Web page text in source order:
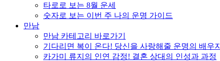
타로로 보는 8월 운세
숫자로 보는 이번 주 나의 운명 가이드
만남
만남 카테고리 바로가기
기다리면 복이 온다! 당신을 사랑해줄 운명의 배우
카가미 류지의 인연 감정! 결혼 상대의 인성과 과정